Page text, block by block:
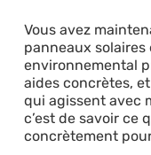
Vous avez
panneaux
environnemental
aides concrètes,
qui agissent avec
c’est de savoir ce
concrètement